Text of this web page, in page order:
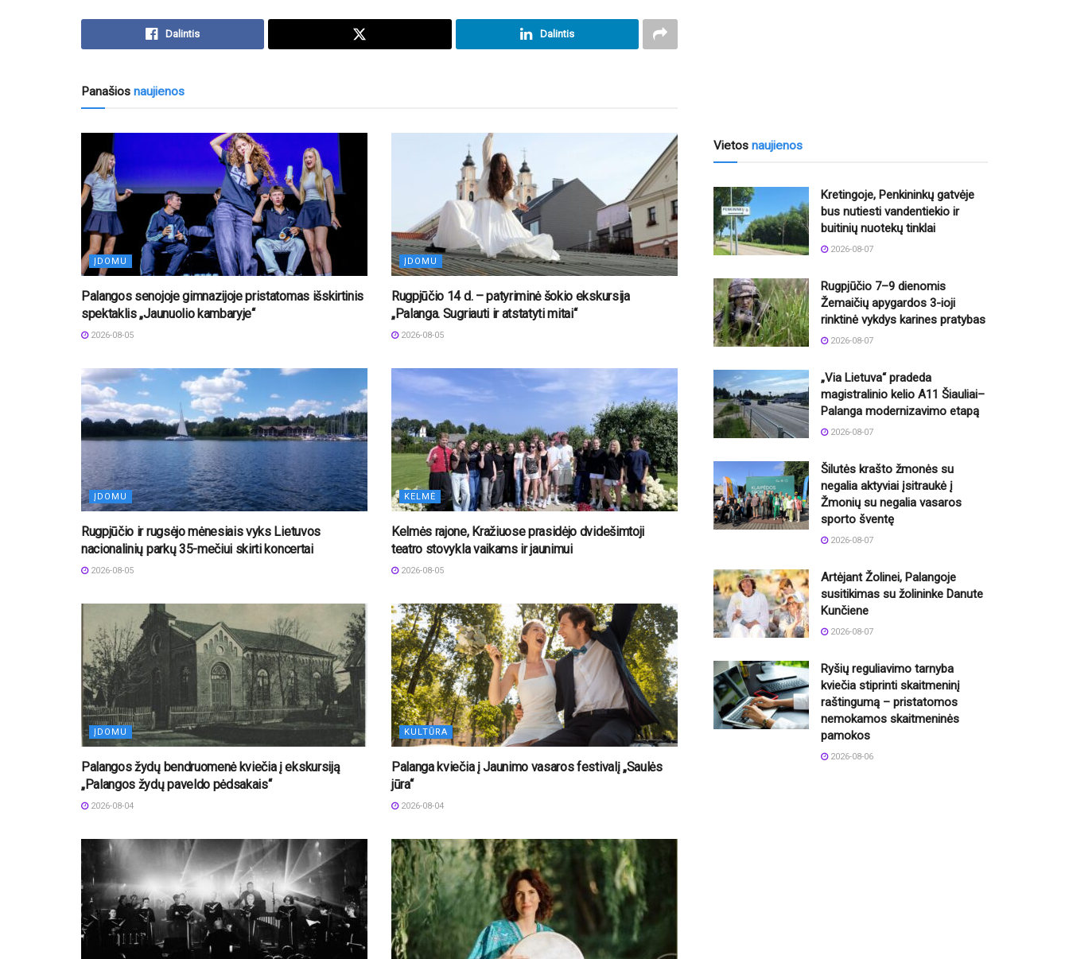
Dalintis Dalintis
Panašios naujienos
ĮDOMU
Palangos senojoje gimnazijoje pristatomas išskirtinis
spektaklis „Jaunuolio kambaryje“
2026-08-05
ĮDOMU
Rugpjūčio 14 d. – patyriminė šokio ekskursija
„Palanga. Sugriauti ir atstatyti mitai“
2026-08-05
ĮDOMU
Rugpjūčio ir rugsėjo mėnesiais vyks Lietuvos
nacionalinių parkų 35-mečiui skirti koncertai
2026-08-05
KELMĖ
Kelmės rajone, Kražiuose prasidėjo dvidešimtoji
teatro stovykla vaikams ir jaunimui
2026-08-05
ĮDOMU
Palangos žydų bendruomenė kviečia į ekskursiją
„Palangos žydų paveldo pėdsakais“
2026-08-04
KULTŪRA
Palanga kviečia į Jaunimo vasaros festivalį „Saulės
jūra“
2026-08-04
Vietos naujienos
Kretingoje, Penkininkų gatvėje
bus nutiesti vandentiekio ir
buitinių nuotekų tinklai
2026-08-07
Rugpjūčio 7–9 dienomis
Žemaičių apygardos 3-ioji
rinktinė vykdys karines pratybas
2026-08-07
„Via Lietuva“ pradeda
magistralinio kelio A11 Šiauliai–
Palanga modernizavimo etapą
2026-08-07
Šilutės krašto žmonės su
negalia aktyviai įsitraukė į
Žmonių su negalia vasaros
sporto šventę
2026-08-07
Artėjant Žolinei, Palangoje
susitikimas su žolininke Danute
Kunčiene
2026-08-07
Ryšių reguliavimo tarnyba
kviečia stiprinti skaitmeninį
raštingumą – pristatomos
nemokamos skaitmeninės
pamokos
2026-08-06